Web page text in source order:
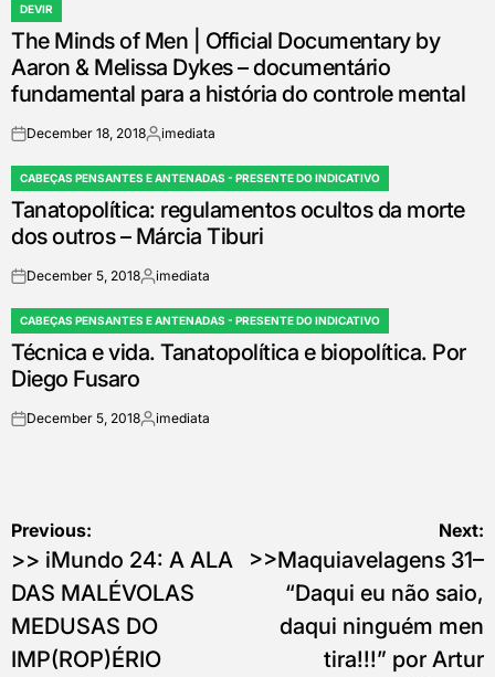
POSTED
IN
DEVIR
The Minds of Men | Official Documentary by
Aaron & Melissa Dykes – documentário
fundamental para a história do controle mental
onDecember 18, 2018Posted
imediata
POSTED
IN
CABEÇAS PENSANTES E ANTENADAS - PRESENTE DO INDICATIVO
Tanatopolítica: regulamentos ocultos da morte
dos outros – Márcia Tiburi
onDecember 5, 2018Posted
imediata
POSTED
IN
CABEÇAS PENSANTES E ANTENADAS - PRESENTE DO INDICATIVO
Técnica e vida. Tanatopolítica e biopolítica. Por
Diego Fusaro
onDecember 5, 2018Posted
imediata
Post
navigation
Previous:
>> iMundo 24: A ALA
DAS MALÉVOLAS
MEDUSAS DO
IMP(ROP)ÉRIO
Next:
>>Maquiavelagens 31–
“Daqui eu não saio,
daqui ninguém men
tira!!!” por Artur